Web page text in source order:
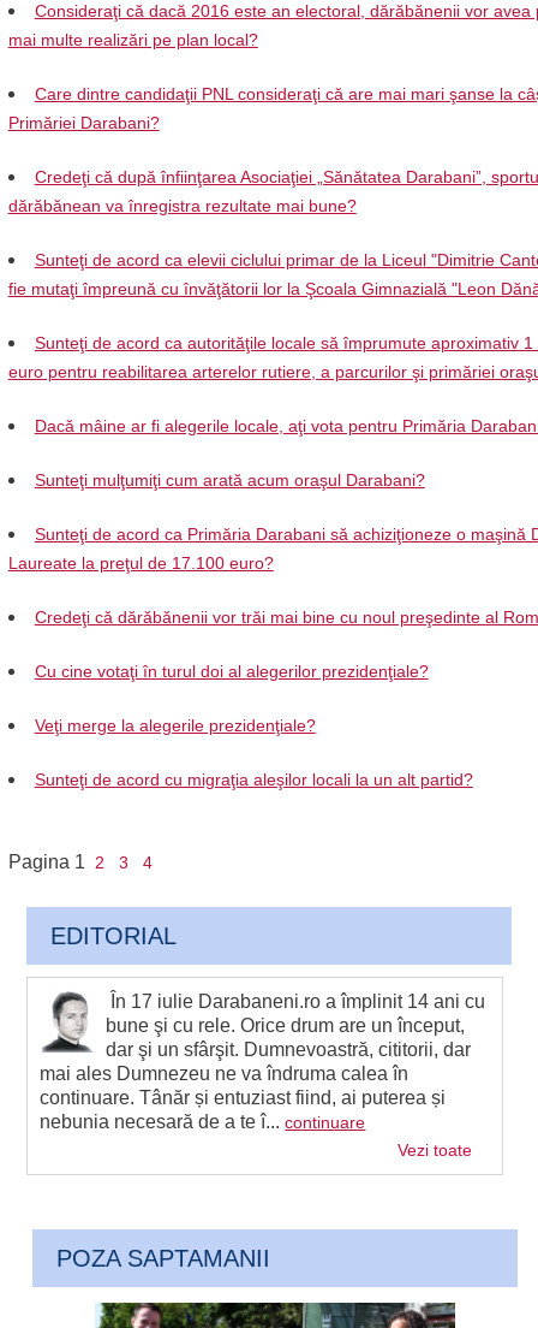
Consideraţi că dacă 2016 este an electoral, dărăbănenii vor avea
mai multe realizări pe plan local?
Care dintre candidaţii PNL consideraţi că are mai mari şanse la
Primăriei Darabani?
Credeţi că după înfiinţarea Asociaţiei „Sănătatea Darabani”,
dărăbănean va înregistra rezultate mai bune?
Sunteţi de acord ca elevii ciclului primar de la Liceul "Dimitrie
fie mutaţi împreună cu învăţătorii lor la Şcoala Gimnazială "Leon
Sunteţi de acord ca autorităţile locale să împrumute aproximativ 1
euro pentru reabilitarea arterelor rutiere, a parcurilor şi primăriei
Dacă mâine ar fi alegerile locale, aţi vota pentru Primăria
Sunteţi mulţumiţi cum arată acum oraşul Darabani?
Sunteţi de acord ca Primăria Darabani să achiziţioneze o maşină
Laureate la preţul de 17.100 euro?
Credeţi că dărăbănenii vor trăi mai bine cu noul preşedinte al
Cu cine votaţi în turul doi al alegerilor prezidenţiale?
Veţi merge la alegerile prezidenţiale?
Sunteţi de acord cu migraţia aleşilor locali la un alt partid?
Pagina 1 2 3 4
EDITORIAL
În 17 iulie Darabaneni.ro a împlinit 14 ani cu
bune şi cu rele. Orice drum are un început,
dar şi un sfârşit. Dumnevoastră, cititorii, dar
mai ales Dumnezeu ne va îndruma calea în
continuare. Tânăr și entuziast fiind, ai puterea și
nebunia necesară de a te î...continuare
Vezi toate
POZA SAPTAMANII